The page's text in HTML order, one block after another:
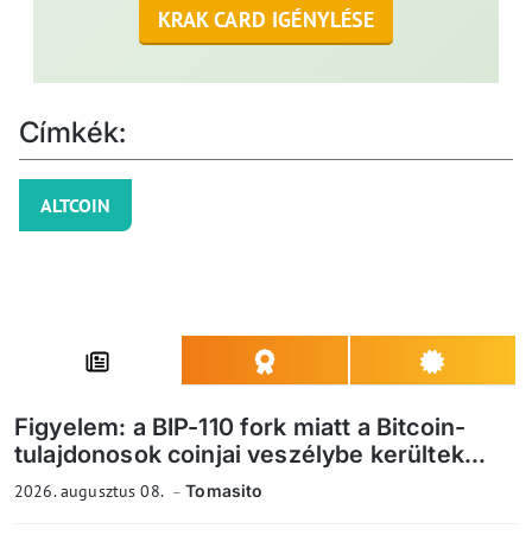
KRAK CARD IGÉNYLÉSE
Címkék:
ALTCOIN
Figyelem: a BIP-110 fork miatt a Bitcoin-
tulajdonosok coinjai veszélybe kerültek...
2026. augusztus 08. Tomasito